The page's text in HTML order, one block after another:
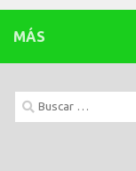
MÁS
Buscar: